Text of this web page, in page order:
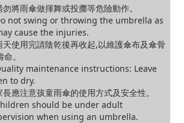
勿將雨傘做揮舞或投擲等危險動作。
not swing or throwing the umbrella as
cause the injuries.
天使用完請陰乾後再收起,以維護傘布及傘骨
。
maintenance instructions: Leave
to dry.
長應注意孩童雨傘的使用方式及安全性。
should be under adult
when using an umbrella.